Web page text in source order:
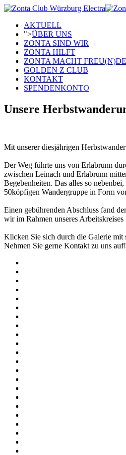
AKTUELL
">ÜBER UNS
ZONTA SIND WIR
ZONTA HILFT
ZONTA MACHT FREU(N)DE
GOLDEN Z CLUB
KONTAKT
SPENDENKONTO
Unsere
Mit unserer diesjährigen
Der Weg führte uns von Erlabrunn
zwischen Leinach und Erlabrunn
Begebenheiten. Das alles so
50köpfigen Wandergruppe in Form
Einen gebührenden Abschluss fand
wir im Rahmen unseres
Klicken Sie sich durch die Galerie mit
Nehmen Sie gerne Kontakt zu uns auf!